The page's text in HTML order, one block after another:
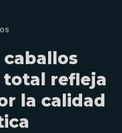
caballos
refleja
la calidad